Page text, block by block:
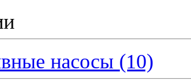
насосы (10)